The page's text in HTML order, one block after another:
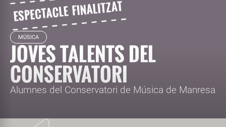
MÚSICA
JOVES TALENTS DEL
CONSERVATORI
Alumnes del Conservatori de Música de Manresa